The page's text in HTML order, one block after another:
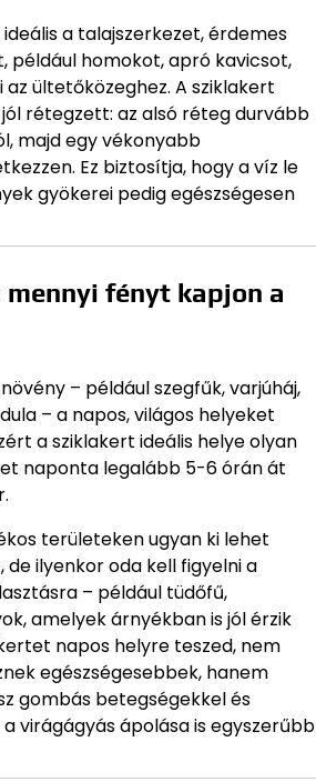
a talajszerkezet, érdemes
például homokot, apró kavicsot,
ültetőközeghez. A sziklakert
rétegzett: az alsó réteg durvább
majd egy vékonyabb
Ez biztosítja, hogy a víz le
gyökerei pedig egészségesen
fényt kapjon a
– például szegfűk, varjúháj,
– a napos, világos helyeket
a sziklakert ideális helye olyan
naponta legalább 5-6 órán át
területeken ugyan ki lehet
ilyenkor oda kell figyelni a
– például tüdőfű,
amelyek árnyékban is jól érzik
napos helyre teszed, nem
egészségesebbek, hanem
gombás betegségekkel és
a virágágyás ápolása is egyszerűbb